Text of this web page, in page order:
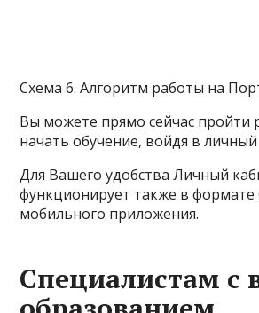
Схема 6. Алгоритм работы на
Вы можете прямо сейчас пройти
начать обучение, войдя в
Для Вашего удобства Личный
функционирует также в формате
мобильного приложения.
Специалистам